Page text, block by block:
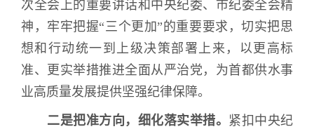
次全会上的重要讲话和中央纪委、市纪委全会精
神，牢牢把握“三个更加”的重要要求，切实把思
想和行动统一到上级决策部署上来，以更高标
准、更实举措推进全面从严治党， 为首都供水事
业高质量发展提供坚强纪律保障。
二是把准方向，细化落实举措。 紧扣中央纪